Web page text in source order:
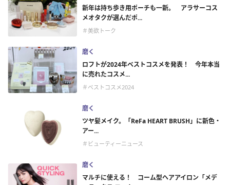
新年は持ち歩き用ポーチも一新。 アラサーコス
メオタクが選んだポ...
＃美欲トーク
磨く
ロフトが2024年ベストコスメを発表！ 今年本当
に売れたコスメ...
＃ベストコスメ2024
磨く
ツヤ髪メイク。「ReFa HEART BRUSH」に新色・
アー...
＃ビューティーニュース
磨く
マルチに使える！ コーム型ヘアアイロン「メデ